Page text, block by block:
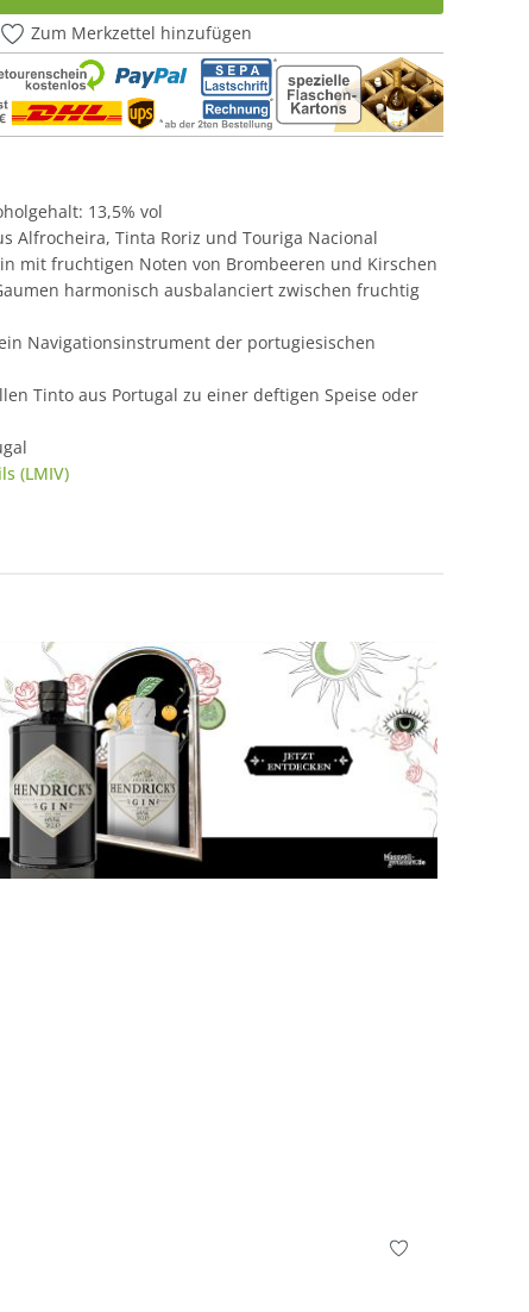
Zum Merkzettel hinzufügen
13,5% vol
Alfrocheira, Tinta Roriz und Touriga Nacional
mit fruchtigen Noten von Brombeeren und Kirschen
harmonisch ausbalanciert zwischen fruchtig
Navigationsinstrument der portugiesischen
Tinto aus Portugal zu einer deftigen Speise oder
(LMIV)